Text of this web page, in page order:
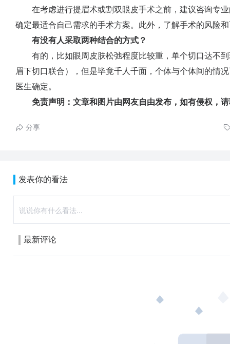
在考虑进行提眉术或割双眼皮手术之前，建议咨询专业
确定最适合自己需求的手术方案。此外，了解手术的风险
有没有人采取两种结合的方式？
有的，比如眼周皮肤松弛程度比较重，单个切口达不到
眉下切口联合），但是毕竟千人千面，个体与个体间的情
医生确定。
免责声明：文章和图片由网友自由发布，如有侵权，请
分享
发表你的看法
最新评论